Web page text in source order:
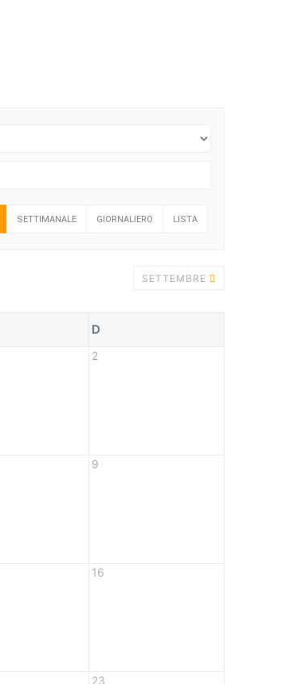
SETTIMANALE GIORNALIERO LISTA
SETTEMBRE
D
2
9
16
23